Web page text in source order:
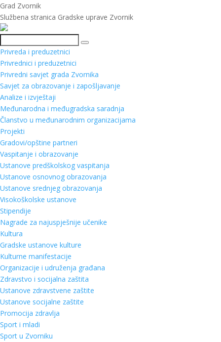
Grad Zvornik
Službena stranica Gradske uprave Zvornik
Pretraga
Privreda i preduzetnici
Privrednici i preduzetnici
Privredni savjet grada Zvornika
Savjet za obrazovanje i zapošljavanje
Analize i izvještaji
Međunarodna i međugradska saradnja
Članstvo u međunarodnim organizacijama
Projekti
Gradovi/opštine partneri
Vaspitanje i obrazovanje
Ustanove predškolskog vaspitanja
Ustanove osnovnog obrazovanja
Ustanove srednjeg obrazovanja
Visokoškolske ustanove
Stipendije
Nagrade za najuspješnije učenike
Kultura
Gradske ustanove kulture
Kulturne manifestacije
Organizacije i udruženja građana
Zdravstvo i socijalna zaštita
Ustanove zdravstvene zaštite
Ustanove socijalne zaštite
Promocija zdravlja
Sport i mladi
Sport u Zvorniku